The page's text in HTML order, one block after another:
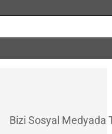
Bizi Sosyal Medyada